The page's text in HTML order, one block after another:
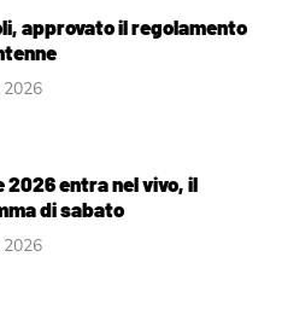
approvato il regolamento
2026 entra nel vivo, il
di sabato